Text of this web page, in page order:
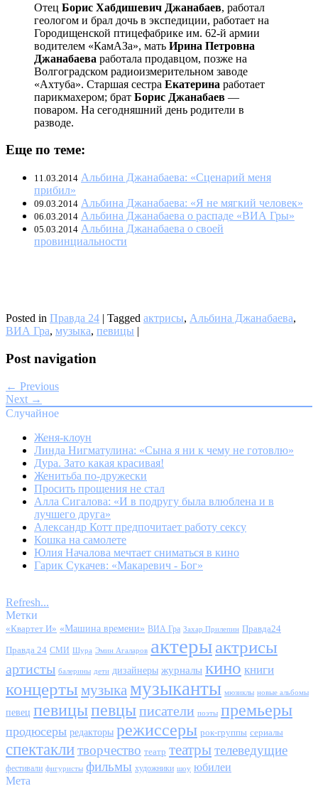
Отец Борис Хабдишевич Джанабаев, работал
геологом и брал дочь в экспедиции, работает на
Городищенской птицефабрике им. 62-й армии
водителем «КамАЗа», мать Ирина Петровна
Джанабаева работала продавцом, позже на
Волгоградском радиоизмерительном заводе
«Ахтуба». Старшая сестра Екатерина работает
парикмахером; брат Борис Джанабаев —
поваром. На сегодняшний день родители в
разводе.
Еще по теме:
11.03.2014 Альбина Джанабаева: «Сценарий меня
прибил»
09.03.2014 Альбина Джанабаева: «Я не мягкий человек»
06.03.2014 Альбина Джанабаева о распаде «ВИА Гры»
05.03.2014 Альбина Джанабаева о своей
провинциальности
Posted in Правда 24 | Tagged актрисы, Альбина Джанабаева,
ВИА Гра, музыка, певицы |
Post navigation
← Previous
Next →
Случайное
Женя-клоун
Линда Нигматулина: «Сына я ни к чему не готовлю»
Дура. Зато какая красивая!
Женитьба по-дружески
Просить прощения не стал
Алла Сигалова: «И в подругу была влюблена и в
лучшего друга»
Александр Котт предпочитает работу сексу
Кошка на самолете
Юлия Началова мечтает сниматься в кино
Гарик Сукачев: «Макаревич - Бог»
Refresh...
Метки
«Квартет И» «Машина времени» ВИА Гра Захар Прилепин Правда24
Правда 24 СМИ Шура Эмин Агаларов актерыактрисы
артисты балерины дети дизайнеры журналы кино книги
концерты музыка музыканты мюзиклы новые альбомы
певец певицыпевцыписатели поэты премьеры
продюсеры редакторы режиссеры рок-группы сериалы
спектаклитворчество театр театрытелеведущие
фестивали фигуристы фильмы художники шоу юбилеи
Мета